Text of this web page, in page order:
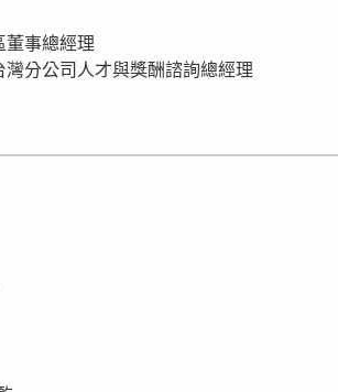
董事總經理
分公司人才與獎酬諮詢總經理